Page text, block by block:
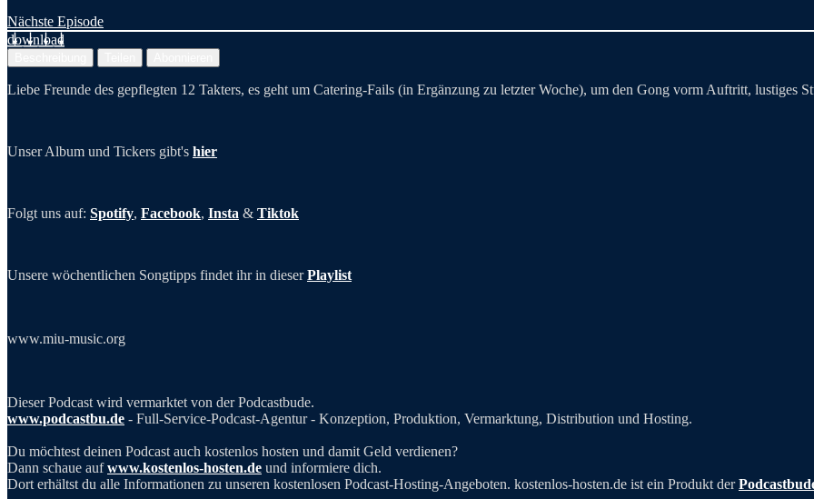
Nächste Episode
download
Liebe Freunde des gepflegten 12 Takters, es geht um Catering-Fails (in Ergänzung zu letzter Woche), um den Gong vorm Auftritt, lustiges
Unser Album und Tickers gibt's hier
Folgt uns auf: Spotify, Facebook, Insta & Tiktok
Unsere wöchentlichen Songtipps findet ihr in dieserPlaylist
www.miu-music.org
Dieser Podcast wird vermarktet von der Podcastbude.
www.podcastbu.de - Full-Service-Podcast-Agentur - Konzeption, Produktion, Vermarktung, Distribution und Hosting.
Du möchtest deinen Podcast auch kostenlos hosten und damit Geld verdienen?
Dann schaue aufwww.kostenlos-hosten.de und informiere dich.
Dort erhältst du alle Informationen zu unseren kostenlosen Podcast-Hosting-Angeboten. kostenlos-hosten.de ist ein Produkt der